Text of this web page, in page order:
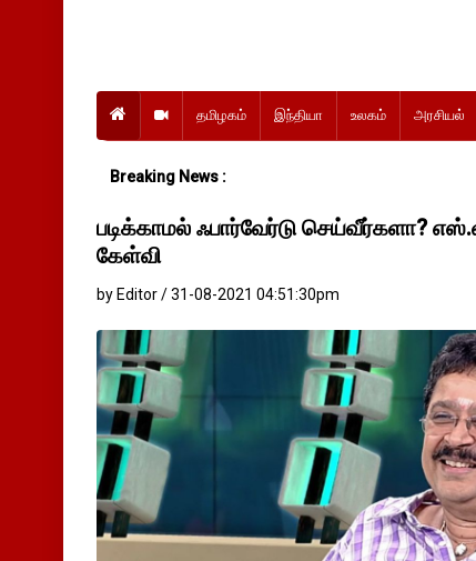
தமிழகம் இந்தியா உலகம் அரசியல்
Breaking News :
படிக்காமல் ஃபார்வேர்டு செய்வீர்களா?
கேள்வி
by Editor / 31-08-2021 04:51:30pm